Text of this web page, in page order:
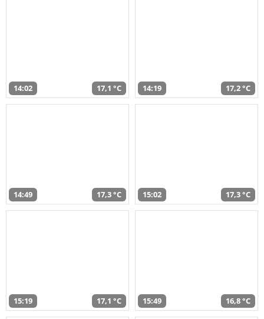
14:02 17,1 °C 14:19 17,2 °C
14:49 17,3 °C 15:02 17,3 °C
15:19 17,1 °C 15:49 16,8 °C